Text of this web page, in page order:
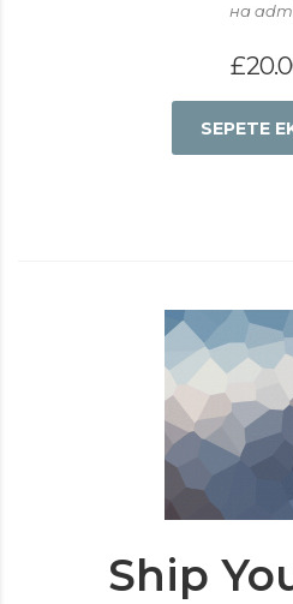
на
£
SEPETE
Ship